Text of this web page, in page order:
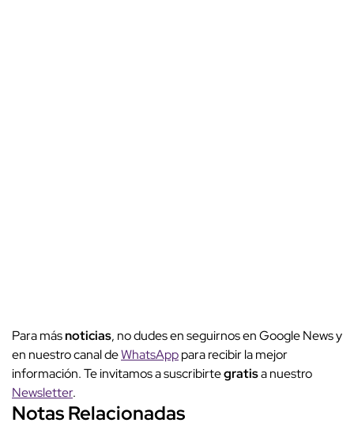
Para másnoticias, no dudes en seguirnos en Google News y
en nuestro canal deWhatsApppara recibir la mejor
información. Te invitamos a suscribirtegratisa nuestro
Newsletter.
Notas Relacionadas